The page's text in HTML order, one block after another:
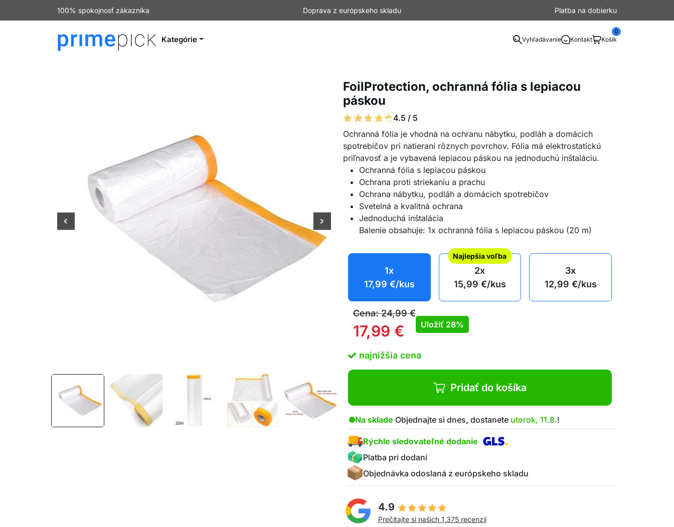
100% spokojnosť zákazníka Doprava z európskeho skladu Platba na dobierku
Kategórie Vyhľadávanie Kontakt Košík
0
FoilProtection, ochranná fólia s lepiacou
páskou
4.5 / 5
Ochranná fólia je vhodná na ochranu nábytku, podláh a domácich
spotrebičov pri natieraní rôznych povrchov. Fólia má elektrostatickú
priľnavosť a je vybavená lepiacou páskou na jednoduchú inštaláciu.
Ochranná fólia s lepiacou páskou
Ochrana proti striekaniu a prachu
Ochrana nábytku, podláh a domácich spotrebičov
Svetelná a kvalitná ochrana
Jednoduchá inštalácia
Balenie obsahuje: 1x ochranná fólia s lepiacou páskou (20 m)
1x
17,99 €/kus
Najlepšia voľba
2x
15,99 €/kus
3x
12,99 €/kus
Cena:24,99€
17,99 € Uložiť 28%
najnižšia cena
Pridať do košíka
Na sklade Objednajte si dnes, dostanete utorok, 11.8.!
Rýchle sledovateľné dodanie
Platba pri dodaní
Objednávka odoslaná z európskeho skladu
4.9
Prečítajte si našich 1,375 recenzií